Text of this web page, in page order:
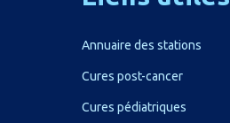
Annuaire des stations
Cures post-cancer
Cures pédiatriques